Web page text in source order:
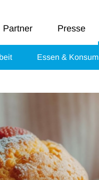
Partner Presse
Essen & Konsum